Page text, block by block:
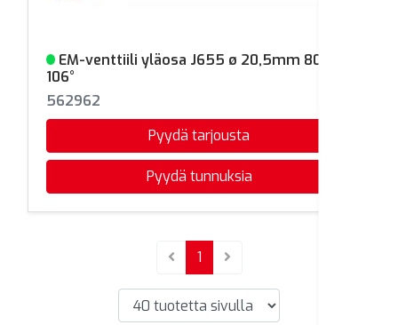
Varastossa
EM-venttiili yläosa J655 ø 20,5mm 80mm
106°
562962
Pyydä tarjousta
Pyydä tunnuksia
1(current)